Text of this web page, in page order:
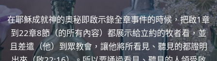
在耶穌成就神的奧秘即啟示錄全章事件的時候，把啟1章
到22章8節（的所有內容）都展示給立約的牧者看，並
且差遣（他）到眾教會，讓他將所看見、聽見的都證明